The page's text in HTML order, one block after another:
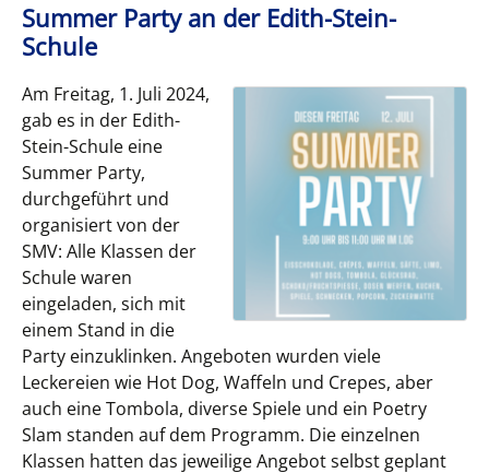
Summer Party an der Edith-Stein-
Schule
Am Freitag, 1. Juli 2024,
gab es in der Edith-
Stein-Schule eine
Summer Party,
durchgeführt und
organisiert von der
SMV: Alle Klassen der
Schule waren
eingeladen, sich mit
einem Stand in die
Party einzuklinken. Angeboten wurden viele
Leckereien wie Hot Dog, Waffeln und Crepes, aber
auch eine Tombola, diverse Spiele und ein Poetry
Slam standen auf dem Programm. Die einzelnen
Klassen hatten das jeweilige Angebot selbst geplant